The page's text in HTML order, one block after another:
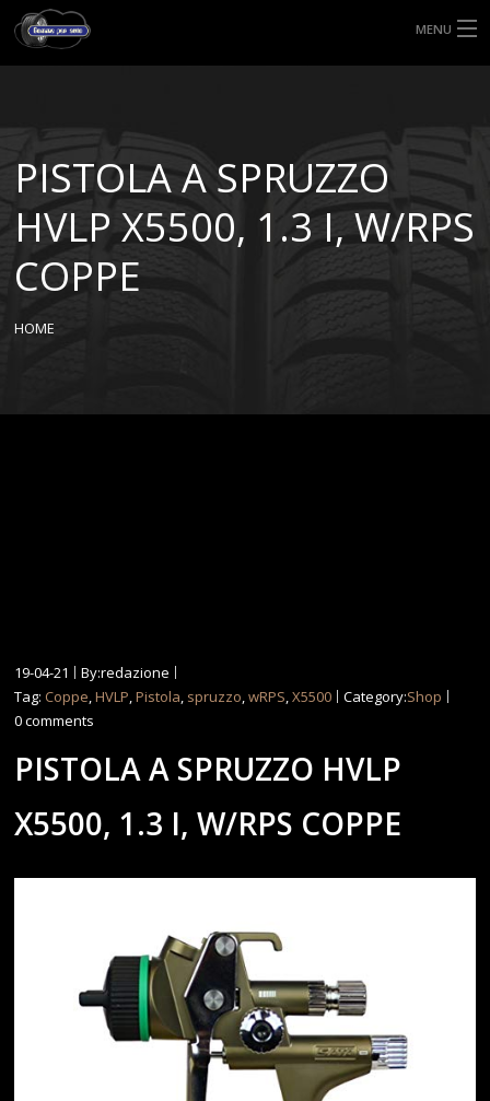
MENU
MISURE GOMME
BLOG
SHOP
PISTOLA A SPRUZZO
HVLP X5500, 1.3 I, W/RPS
COPPE
HOME
19-04-21
By:redazione
Tag: Coppe,HVLP,Pistola, spruzzo,wRPS,X5500 Category:Shop
0 comments
PISTOLA A SPRUZZO HVLP
X5500, 1.3 I, W/RPS COPPE